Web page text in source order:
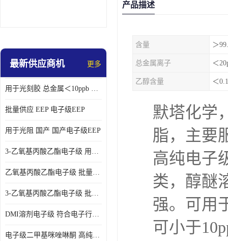
最新供应商机 更多
用于光刻胶 总金属＜10ppb 电子级EEP溶剂
批量供应 EEP 电子级EEP
用于光阻 国产 国产电子级EEP
3-乙氧基丙酸乙酯电子级 用于剥离液 国产
乙氧基丙酸乙酯电子级 批量供应 电子级
3-乙氧基丙酸乙酯电子级 批量供应
DMI溶剂电子级 符合电子行业要求
电子级二甲基咪唑啉酮 高纯度 用于光阻
产品描述
含量 ＞
总金属离子 ＜
乙醇含量 ＜
默塔化学
脂，主要
高纯电子
类，醇醚
强。可用
可小于